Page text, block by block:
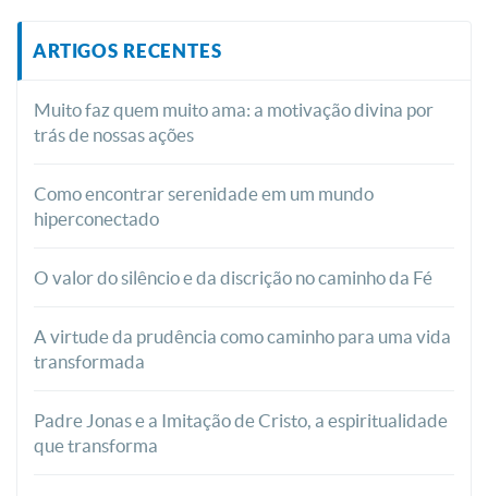
ARTIGOS RECENTES
Muito faz quem muito ama: a motivação divina por
trás de nossas ações
Como encontrar serenidade em um mundo
hiperconectado
O valor do silêncio e da discrição no caminho da Fé
A virtude da prudência como caminho para uma vida
transformada
Padre Jonas e a Imitação de Cristo, a espiritualidade
que transforma